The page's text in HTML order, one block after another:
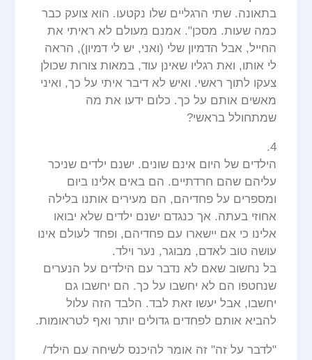
בתאונה. שתי הרגליים שלו נקטעו. הוא צועק כבר
כמה שעות. מסכן". אמנם מעולם לא ראיתי את
החייל, אבל הדמיון שלי (ואני, יש לי דמיון), הראה
לי אותו, ואת רגליו שאינן עוד, במאות צורות שכולן
צעקו לתוך ראשי. ואיש לא דיבר איתי על כך, ואיני
מאשים אותם על כך. כלום ידעו את מה
שמתחולל בראשי?
4.
הילדים של היום אינם שונים. ישנם ילדים שניכר
עליהם שהם חרדתיים. הם באים אלינו ביום
ומספרים על פחדיהם, הם מעירים אותנו בלילה
אחוזי בעתה. אך כנגדם ישנם ילדים שלא יבואו
אלינו כי אם יישארו עם פחדיהם, ופחד לעולם אינו
עושה טוב לאדם, מבוגר, נער וילד.
בל נחשוב שאם לא נדבר עם הילדים על הנערים
שנחטפו הם לא יחשבו על כך. הם יחשבו גם
יחשבו, אבל יעשו זאת לבד. הלבד הזה עלול
להביא אותם לפחדים גדולים יותר ואף לטראומות.
"לדבר על זה" זה אומר להיכנס לשיחה עם הילד/